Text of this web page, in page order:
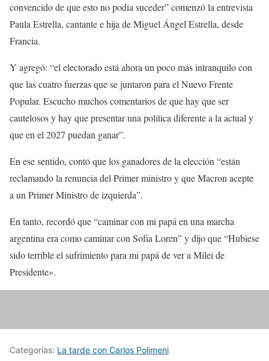
convencido de que esto no podía suceder” comenzó la entrevista
Paula Estrella, cantante e hija de Miguel Ángel Estrella, desde
Francia.
Y agregó: “el electorado está ahora un poco más intranquilo con
que las cuatro fuerzas que se juntaron para el Nuevo Frente
Popular. Escucho muchos comentarios de que hay que ser
cautelosos y hay que presentar una política diferente a la actual y
que en el 2027 puedan ganar”.
En ese sentido, contó que los ganadores de la elección “están
reclamando la renuncia del Primer ministro y que Macron acepte
a un Primer Ministro de izquierda”.
En tanto, recordó que “caminar con mi papá en una marcha
argentina era como caminar con Sofía Loren” y dijo que “Hubiese
sido terrible el sufrimiento para mi papá de ver a Milei de
Presidente».
Categorías: La tarde con Carlos Polimeni